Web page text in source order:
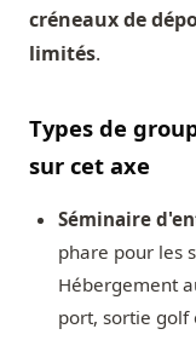
créneaux de
limités.
Types de
sur cet axe
Séminaire
phare pour les
Hébergement
port, sortie golf